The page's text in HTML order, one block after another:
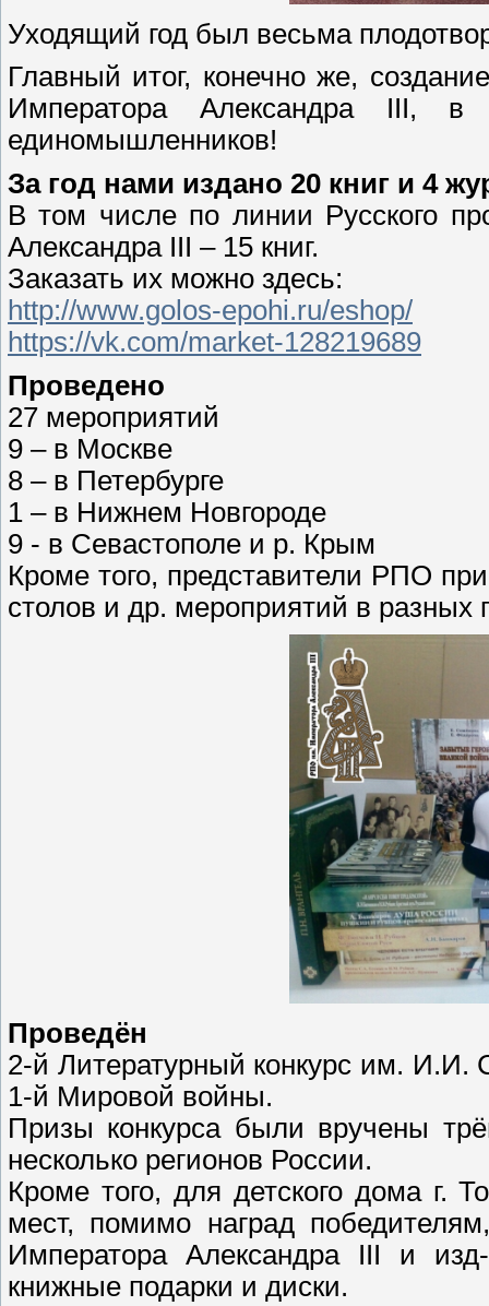
Уходящий год был весьма
Главный итог, конечно же,
Императора Александра III,
единомышленников!
За год нами издано 20 книг и 4
В том числе по линии Русского
Александра III – 15 книг.
Заказать их можно здесь:
http://www.golos-epohi.ru/eshop/
https://vk.com/market-128219689
Проведено
27 мероприятий
9 – в Москве
8 – в Петербурге
1 – в Нижнем Новгороде
9 - в Севастополе и р. Крым
Кроме того, представители РПО
столов и др. мероприятий в разных
Проведён
2-й Литературный конкурс им. И.И.
1-й Мировой войны.
Призы конкурса были вручены
несколько регионов России.
Кроме того, для детского дома г.
мест, помимо наград
Императора Александра III и
книжные подарки и диски.